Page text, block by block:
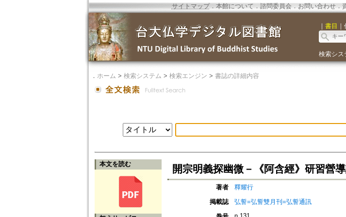
サイトマップ．本館について ． 諮問委員会． お問い合わせ．
｜ 書目 ｜
検索シス
． ホーム > 検索システム > 検索エンジン > 書誌の詳細内容
本文を読む 開宗明義探幽微－《阿含經》研習營
著者
釋耀行
掲載誌
弘誓=弘誓雙月刊=弘誓通訊